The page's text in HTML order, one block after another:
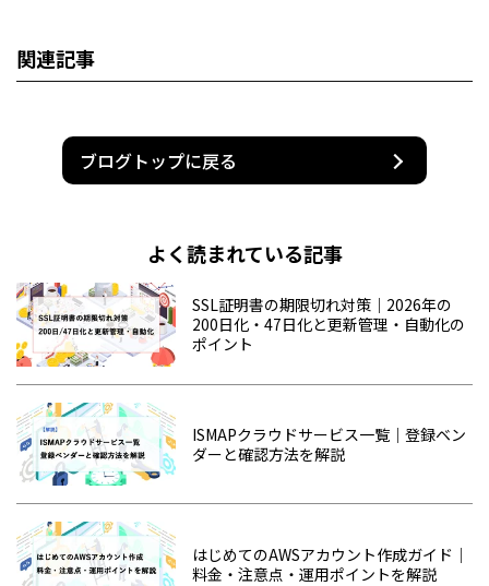
関連記事
ブログトップに戻る
よく読まれている記事
SSL証明書の期限切れ対策｜2026年の
200日化・47日化と更新管理・自動化の
ポイント
ISMAPクラウドサービス一覧｜登録ベン
ダーと確認方法を解説
はじめてのAWSアカウント作成ガイド｜
料金・注意点・運用ポイントを解説